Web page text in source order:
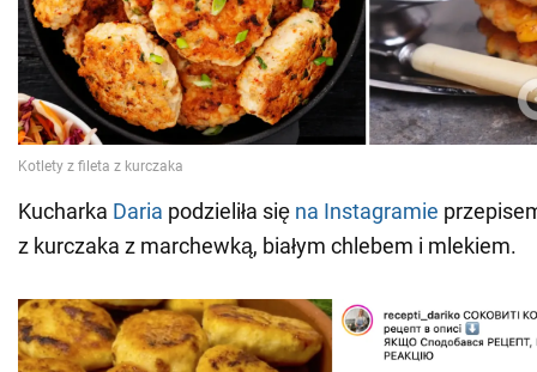
Kucharka Daria podzieliła się na Instagramie
z kurczaka z marchewką, białym chlebem i mlekiem.